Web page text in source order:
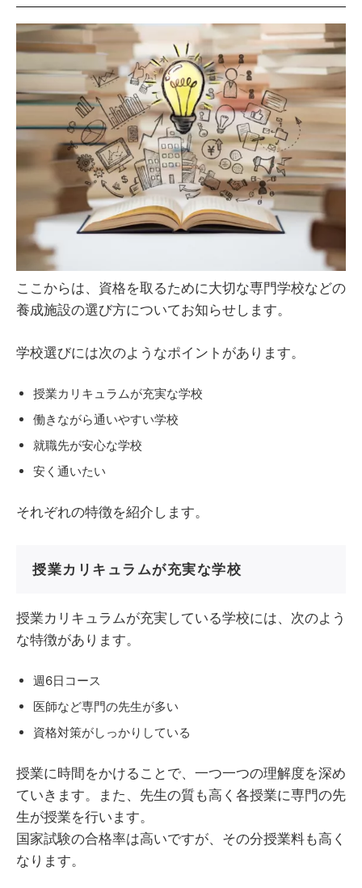
ここからは、資格を取るために大切な専門学校などの
養成施設の選び方についてお知らせします。
学校選びには次のようなポイントがあります。
授業カリキュラムが充実な学校
働きながら通いやすい学校
就職先が安心な学校
安く通いたい
それぞれの特徴を紹介します。
授業カリキュラムが充実な学校
授業カリキュラムが充実している学校には、次のよう
な特徴があります。
週6日コース
医師など専門の先生が多い
資格対策がしっかりしている
授業に時間をかけることで、一つ一つの理解度を深め
ていきます。また、先生の質も高く各授業に専門の先
生が授業を行います。
国家試験の合格率は高いですが、その分授業料も高く
なります。